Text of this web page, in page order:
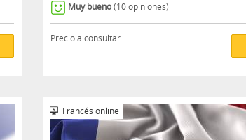
Muy bueno (10 opiniones)
Precio a consultar
Francés online